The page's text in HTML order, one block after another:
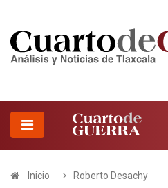
Inicio Roberto Desachy